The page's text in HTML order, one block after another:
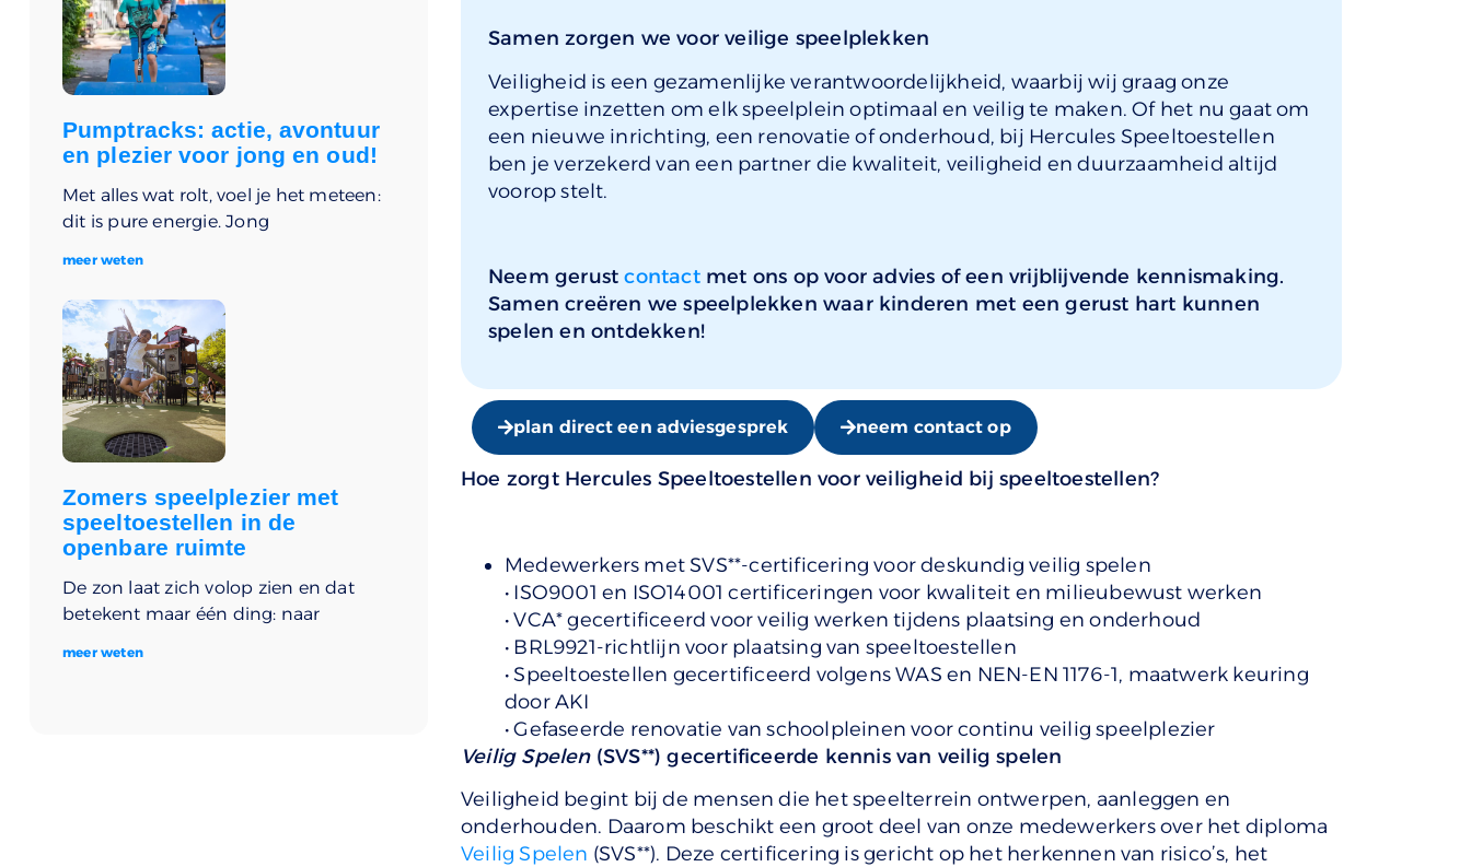
Pumptracks: actie, avontuur
en plezier voor jong en oud!
Met alles wat rolt, voel je het meteen:
dit is pure energie. Jong
meer weten
Zomers speelplezier met
speeltoestellen in de
openbare ruimte
De zon laat zich volop zien en dat
betekent maar één ding: naar
meer weten
Samen zorgen we voor veilige speelplekken
Veiligheid is een gezamenlijke verantwoordelijkheid, waarbij wij graag onze
expertise inzetten om elk speelplein optimaal en veilig te maken. Of het nu gaat om
een nieuwe inrichting, een renovatie of onderhoud, bij Hercules Speeltoestellen
ben je verzekerd van een partner die kwaliteit, veiligheid en duurzaamheid altijd
voorop stelt.
Neem gerustcontactmet ons op voor advies of een vrijblijvende kennismaking.
Samen creëren we speelplekken waar kinderen met een gerust hart kunnen
spelen en ontdekken!
plan direct een adviesgesprek neem contact op
Hoe zorgt Hercules Speeltoestellen voor veiligheid bij speeltoestellen?
Medewerkers met SVS**-certificering voor deskundig veilig spelen
• ISO9001 en ISO14001 certificeringen voor kwaliteit en milieubewust werken
• VCA* gecertificeerd voor veilig werken tijdens plaatsing en onderhoud
• BRL9921-richtlijn voor plaatsing van speeltoestellen
• Speeltoestellen gecertificeerd volgens WAS en NEN-EN 1176-1, maatwerk keuring
door AKI
• Gefaseerde renovatie van schoolpleinen voor continu veilig speelplezier
Veilig Spelen(SVS**) gecertificeerde kennis van veilig spelen
Veiligheid begint bij de mensen die het speelterrein ontwerpen, aanleggen en
onderhouden. Daarom beschikt een groot deel van onze medewerkers over het diploma
Veilig Spelen (SVS**). Deze certificering is gericht op het herkennen van risico’s, het